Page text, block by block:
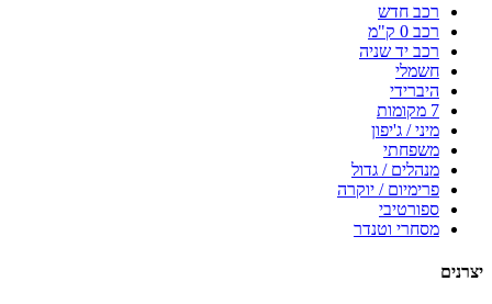
רכב חדש
רכב 0 ק"מ
רכב יד שניה
חשמלי
היברידי
7 מקומות
מיני / ג'יפון
משפחתי
מנהלים / גדול
פרימיום / יוקרה
ספורטיבי
מסחרי וטנדר
יצרנים